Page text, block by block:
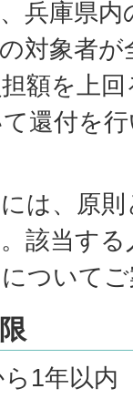
兵庫県
対象者
額を上
還付を
は、原
該当す
ついて
1年以内